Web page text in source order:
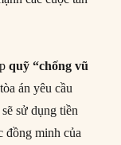
quỹ “chống vũ
án yêu cầu
sử dụng tiền
đồng minh của